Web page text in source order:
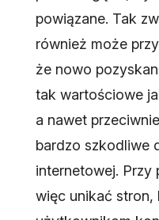
powiązane. Tak
również może
że nowo
tak wartościowe
a nawet
bardzo szkodliwe
internetowej. Przy
więc unikać stron,